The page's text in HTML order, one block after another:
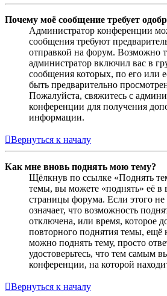
Почему моё сообщение требует
Администратор конференции
сообщения требуют
отправкой на форум. Возможно
администратор включил вас в
сообщения которых, по его или
быть предварительно
Пожалуйста, свяжитесь с
конференции для получения
информации.
Вернуться к началу
Как мне вновь поднять мою тему?
Щёлкнув по ссылке «Поднять
темы, вы можете «поднять» её в
страницы форума. Если этого не
означает, что возможность
отключена, или время, которое
повторного поднятия темы,
можно поднять тему, просто
удостоверьтесь, что тем самым
конференции, на которой
Вернуться к началу